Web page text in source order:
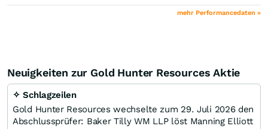
mehr Performancedaten »
Neuigkeiten zur Gold Hunter Resources Aktie
✧ Schlagzeilen
Gold Hunter Resources wechselte zum 29. Juli 2026 den
Abschlussprüfer: Baker Tilly WM LLP löst Manning Elliott